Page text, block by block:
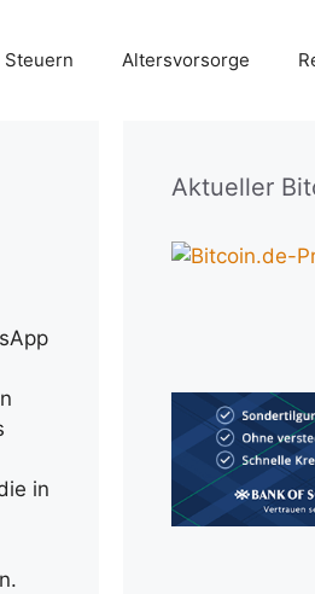
Steuern Altersvorsorge
in
Aktueller